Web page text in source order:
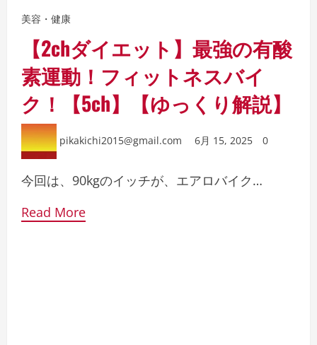
美容・健康
【2chダイエット】最強の有酸
素運動！フィットネスバイ
ク！【5ch】【ゆっくり解説】
pikakichi2015@gmail.com 6月 15, 2025 0
今回は、90kgのイッチが、エアロバイク…
Read More